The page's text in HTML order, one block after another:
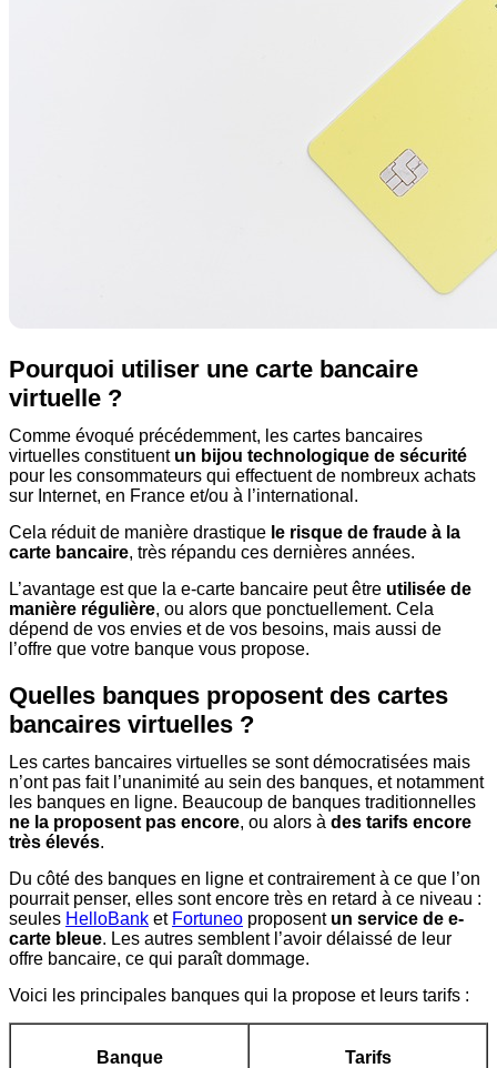
Pourquoi utiliser une carte bancaire
virtuelle ?
Comme évoqué précédemment, les cartes bancaires
virtuelles constituent un bijou technologique de sécurité
pour les consommateurs qui effectuent de nombreux achats
sur Internet, en France et/ou à l’international.
Cela réduit de manière drastique le risque de fraude à la
carte bancaire, très répandu ces dernières années.
L’avantage est que la e-carte bancaire peut être utilisée de
manière régulière, ou alors que ponctuellement. Cela
dépend de vos envies et de vos besoins, mais aussi de
l’offre que votre banque vous propose.
Quelles banques proposent des cartes
bancaires virtuelles ?
Les cartes bancaires virtuelles se sont démocratisées mais
n’ont pas fait l’unanimité au sein des banques, et notamment
les banques en ligne. Beaucoup de banques traditionnelles
ne la proposent pas encore, ou alors à des tarifs encore
très élevés.
Du côté des banques en ligne et contrairement à ce que l’on
pourrait penser, elles sont encore très en retard à ce niveau :
seules HelloBank et Fortuneo proposent un service de e-
carte bleue. Les autres semblent l’avoir délaissé de leur
offre bancaire, ce qui paraît dommage.
Voici les principales banques qui la propose et leurs tarifs :
Banque Tarifs